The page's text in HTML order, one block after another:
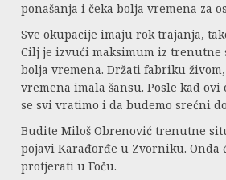
ponašanja i čeka bolja vremena za
Sve okupacije imaju rok trajanja,
Cilj je izvući maksimum iz trenutne
bolja vremena. Držati fabriku
vremena imala šansu. Posle kad ovi
se svi vratimo i da budemo srećni
Budite Miloš Obrenović trenutne
pojavi Karađorđe u Zvorniku. Onda
protjerati u Foču.